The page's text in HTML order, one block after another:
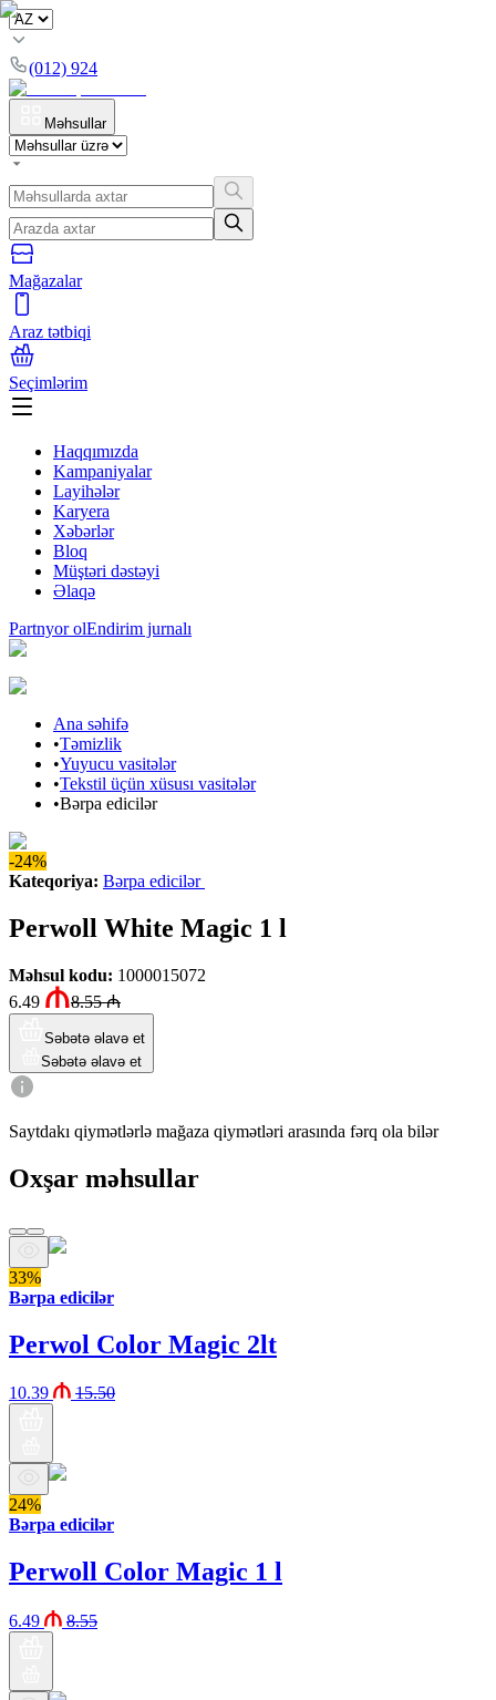
(012) 924
Məhsullar
Mağazalar
Araz tətbiqi
Seçimlərim
Haqqımızda
Kampaniyalar
Layihələr
Karyera
Xəbərlər
Bloq
Müştəri dəstəyi
Əlaqə
Partnyor olEndirim jurnalı
Ana səhifə
•Təmizlik
•Yuyucu vasitələr
•Tekstil üçün xüsusı vasitələr
•Bərpa edicilər
-24%
Kateqoriya: Bərpa edicilər
Perwoll White Magic 1 l
Məhsul kodu: 1000015072
6.49
8.55₼
Səbətə əlavə et
Səbətə əlavə et
Saytdakı qiymətlərlə mağaza qiymətləri arasında fərq ola bilər
Oxşar məhsullar
33%
Bərpa edicilər
Perwol Color Magic 2lt
10.39 15.50
24%
Bərpa edicilər
Perwoll Color Magic 1 l
6.49 8.55